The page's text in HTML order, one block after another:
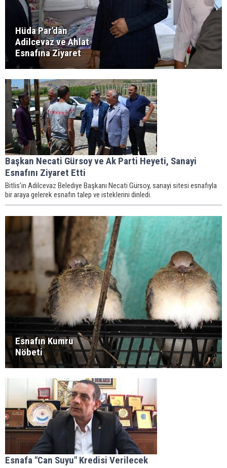
Hüda Par'dan
Adilcevaz ve Ahlat
Esnafına Ziyaret
Başkan Necati Gürsoy ve Ak Parti Heyeti, Sanayi
Esnafını Ziyaret Etti
Bitlis’in Adilcevaz Belediye Başkanı Necati Gürsoy, sanayi sitesi esnafıyla
bir araya gelerek esnafın talep ve isteklerini dinledi.
Esnafın Kumru
Nöbeti
Esnafa "Can Suyu" Kredisi Verilecek